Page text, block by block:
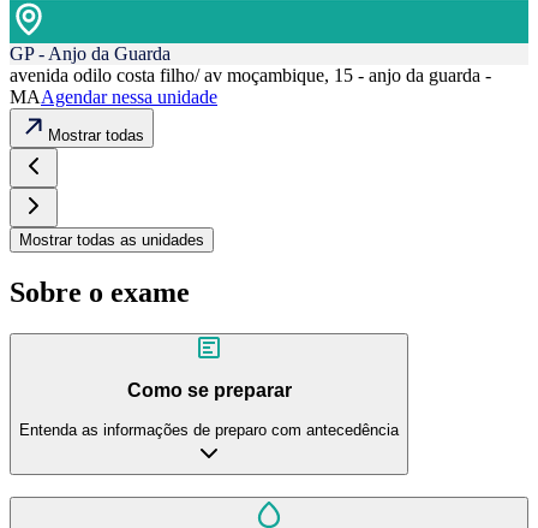
GP - Anjo da Guarda
avenida odilo costa filho/ av moçambique, 15 - anjo da guarda -
MAAgendar nessa unidade
Mostrar todas
Mostrar todas as unidades
Sobre o exame
Como se preparar
Entenda as informações de preparo com antecedência